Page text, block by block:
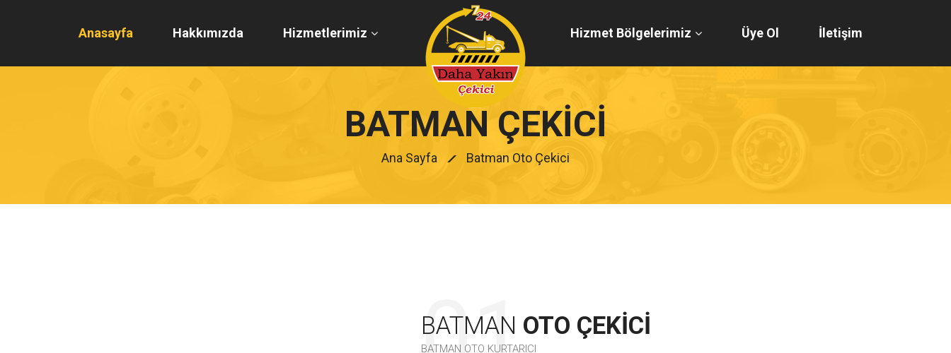
Anasayfa Hakkımızda Hizmetlerimiz Hizmet Bölgelerimiz Üye Ol İletişim
BATMAN ÇEKICI
Ana Sayfa Batman Oto Çekici
BATMAN OTO ÇEKICI
BATMAN OTO KURTARICI